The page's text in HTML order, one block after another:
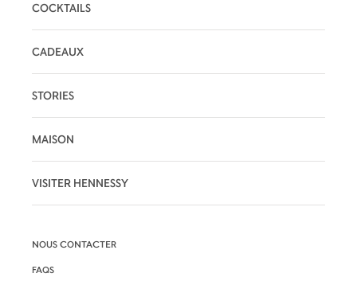
COCKTAILS
CADEAUX
STORIES
MAISON
VISITER HENNESSY
NOUS CONTACTER
FAQS